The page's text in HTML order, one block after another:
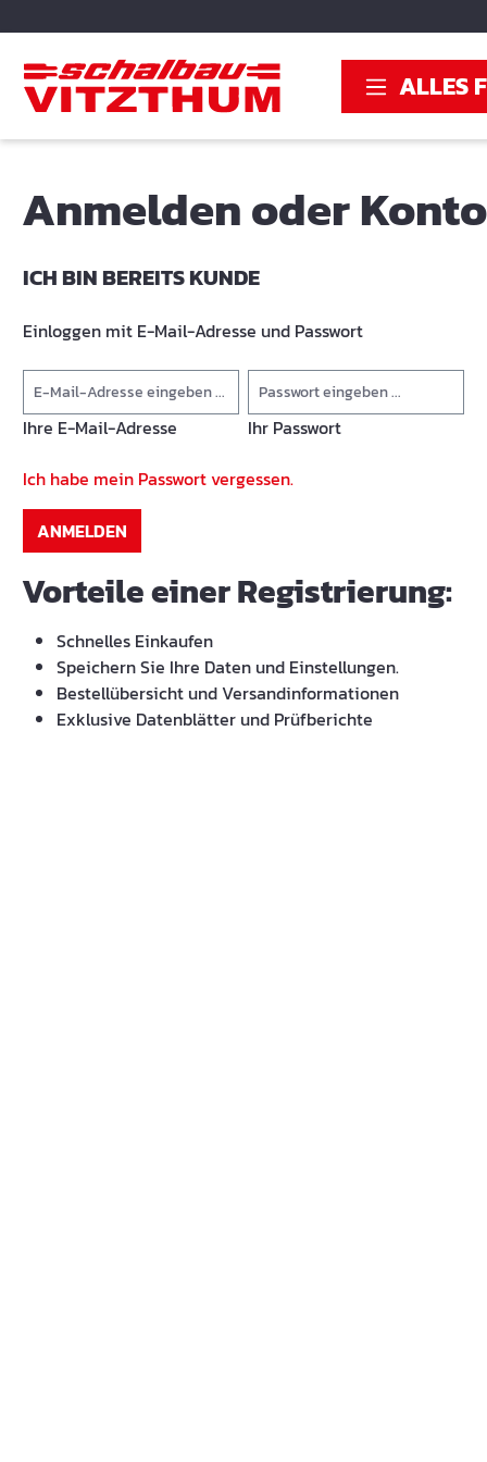
ALLES
Anmelden oder
ICH BIN BEREITS KUNDE
Einloggen mit E-Mail-Adresse und Passwort
Ihre E-Mail-Adresse
Ihr Passwort
Ich habe mein Passwort vergessen.
ANMELDEN
Vorteile einer Registrierung:
Schnelles Einkaufen
Speichern Sie Ihre Daten und Einstellungen.
Bestellübersicht und Versandinformationen
Exklusive Datenblätter und Prüfberichte